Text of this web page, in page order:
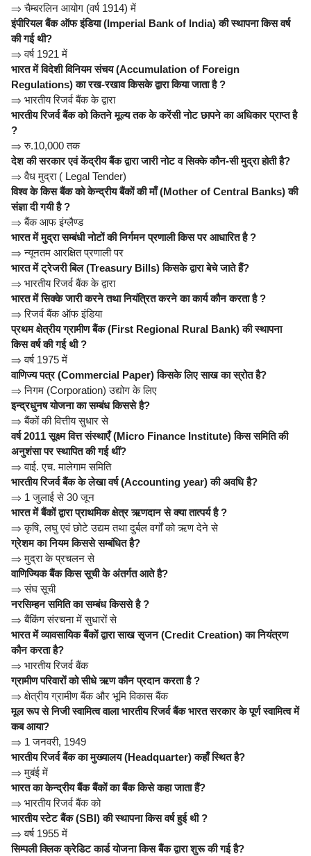
⇒ चैम्बरलिन आयोग (वर्ष 1914) में
इंपीरियल बैंक ऑफ इंडिया (Imperial Bank of India) की स्थापना किस वर्ष
की गई थी?
⇒ वर्ष 1921 में
भारत में विदेशी विनियम संचय (Accumulation of Foreign
Regulations) का रख-रखाव किसके द्वारा किया जाता है ?
⇒ भारतीय रिजर्व बैंक के द्वारा
भारतीय रिजर्व बैंक को कितने मूल्य तक के करेंसी नोट छापने का अधिकार प्राप्त है
?
⇒ रु.10,000 तक
देश की सरकार एवं केंद्रीय बैंक द्वारा जारी नोट व सिक्के कौन-सी मुद्रा होती है?
⇒ वैध मुद्रा ( Legal Tender)
विश्व के किस बैंक को केन्द्रीय बैंकों की माँ (Mother of Central Banks) की
संज्ञा दी गयी है ?
⇒ बैंक आफ इंग्लैण्ड
भारत में मुद्रा सम्बंधी नोटों की निर्गमन प्रणाली किस पर आधारित है ?
⇒ न्यूनतम आरक्षित प्रणाली पर
भारत में ट्रेजरी बिल (Treasury Bills) किसके द्वारा बेचे जाते हैं?
⇒ भारतीय रिजर्व बैंक के द्वारा
भारत में सिक्के जारी करने तथा नियंत्रित करने का कार्य कौन करता है ?
⇒ रिजर्व बैंक ऑफ इंडिया
प्रथम क्षेत्रीय ग्रामीण बैंक (First Regional Rural Bank) की स्थापना
किस वर्ष की गई थी ?
⇒ वर्ष 1975 में
वाणिज्य पत्र (Commercial Paper) किसके लिए साख का स्रोत है?
⇒ निगम (Corporation) उद्योग के लिए
इन्द्रधुनष योजना का सम्बंध किससे है?
⇒ बैंकों की वित्तीय सुधार से
वर्ष 2011 सूक्ष्म वित्त संस्थाएँ (Micro Finance Institute) किस समिति की
अनुशंसा पर स्थापित की गई थीं?
⇒ वाई. एच. मालेगाम समिति
भारतीय रिजर्व बैंक के लेखा वर्ष (Accounting year) की अवधि है?
⇒ 1 जुलाई से 30 जून
भारत में बैंकों द्वारा प्राथमिक क्षेत्र ऋणदान से क्या तात्पर्य है ?
⇒ कृषि, लघु एवं छोटे उद्यम तथा दुर्बल वर्गों को ऋण देने से
ग्रेशम का नियम किससे सम्बंधित है?
⇒ मुद्रा के प्रचलन से
वाणिज्यिक बैंक किस सूची के अंतर्गत आते है?
⇒ संघ सूची
नरसिम्हन समिति का सम्बंध किससे है ?
⇒ बैंकिंग संरचना में सुधारों से
भारत में व्यावसायिक बैंकों द्वारा साख सृजन (Credit Creation) का नियंत्रण
कौन करता है?
⇒ भारतीय रिजर्व बैंक
ग्रामीण परिवारों को सीधे ऋण कौन प्रदान करता है ?
⇒ क्षेत्रीय ग्रामीण बैंक और भूमि विकास बैंक
मूल रूप से निजी स्वामित्व वाला भारतीय रिजर्व बैंक भारत सरकार के पूर्ण स्वामित्व में
कब आया?
⇒ 1 जनवरी, 1949
भारतीय रिजर्व बैंक का मुख्यालय (Headquarter) कहाँ स्थित है?
⇒ मुबंई में
भारत का केन्द्रीय बैंक बैंकों का बैंक किसे कहा जाता हैं?
⇒ भारतीय रिजर्व बैंक को
भारतीय स्टेट बैंक (SBI) की स्थापना किस वर्ष हुई थी ?
⇒ वर्ष 1955 में
सिम्पली क्लिक क्रेडिट कार्ड योजना किस बैंक द्वारा शुरू की गई है?